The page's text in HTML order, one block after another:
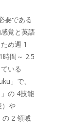
要である
覚と英語
め週 1
時間～ 2.5
いる
」で、
の 4技能
）や
2 領域